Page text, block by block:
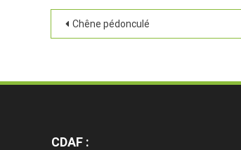
Chêne pédonculé
CDAF :